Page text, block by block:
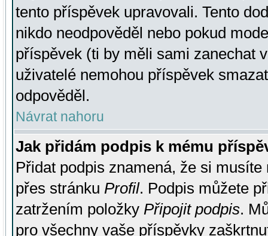
tento příspěvek upravovali. Tento
nikdo neodpověděl nebo pokud
příspěvek (ti by měli sami zanechat
uživatelé nemohou příspěvek
odpověděl.
Návrat nahoru
Jak přidám podpis k mému
Přidat podpis znamená, že si
přes stránku Profil. Podpis můžete
zatržením položky Připojit podpis.
pro všechny vaše příspěvky